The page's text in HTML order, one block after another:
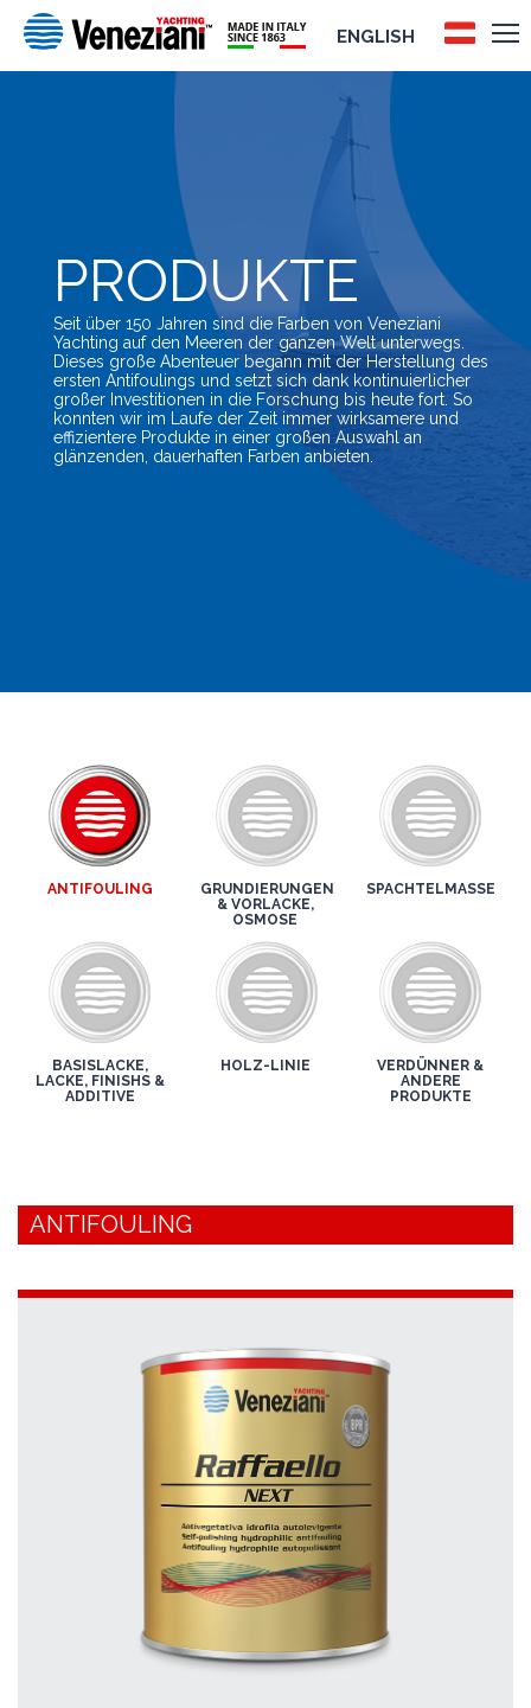
ENGLISH
PRODUKTE
Seit über 150 Jahren sind die Farben von Veneziani
Yachting auf den Meeren der ganzen Welt unterwegs.
Dieses große Abenteuer begann mit der Herstellung des
ersten Antifoulings und setzt sich dank kontinuierlicher
großer Investitionen in die Forschung bis heute fort. So
konnten wir im Laufe der Zeit immer wirksamere und
effizientere Produkte in einer großen Auswahl an
glänzenden, dauerhaften Farben anbieten.
ANTIFOULING
GRUNDIERUNGEN
& VORLACKE,
OSMOSE
SPACHTELMASSE
BASISLACKE,
LACKE, FINISHS &
ADDITIVE
HOLZ-LINIE
VERDÜNNER &
ANDERE
PRODUKTE
ANTIFOULING